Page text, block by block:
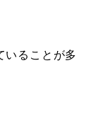
いることが多